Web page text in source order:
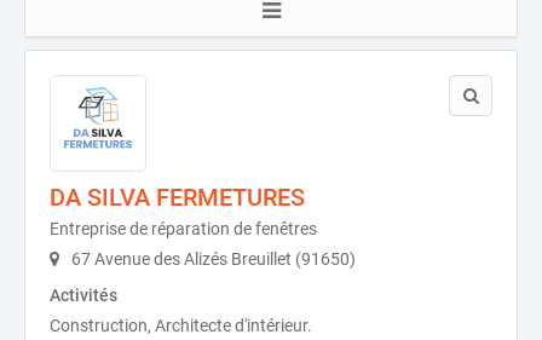
DA SILVA FERMETURES
Entreprise de réparation de fenêtres
67 Avenue des Alizés Breuillet (91650)
Activités
Construction, Architecte d'intérieur.